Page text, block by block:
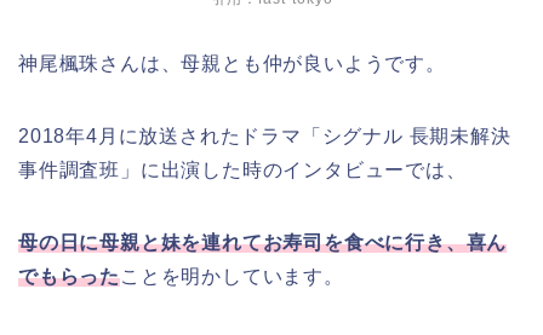
神尾楓珠さんは、母親とも仲が良いようです。
2018年4月に放送されたドラマ「シグナル 長期未解決
事件調査班」に出演した時のインタビューでは、
母の日に母親と妹を連れてお寿司を食べに行き、喜ん
でもらったことを明かしています。